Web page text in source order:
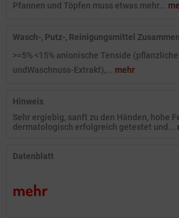
Pfannen und Töpfen muss etwas mehr...
Wasch-, Putz-, Reinigungsmittel
>=5% <15% anionische Tenside
undWaschnuss-Extrakt),... mehr
Hinweis
Sehr ergiebig, sanft zu den Händen, hohe
dermatologisch erfolgreich getestet und...
Datenblatt
mehr